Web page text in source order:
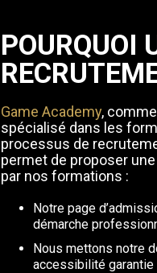
POURQUOI
Game Academy,
spécialisé dans les
processus de
permet de proposer
par nos formations :
Notre page
démarche
Nous mettons notre
accessibilité